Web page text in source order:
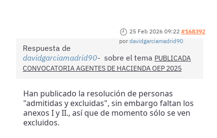
25 Feb 2026 09:22 #168392
pordavidgarciamadrid90
Respuesta de
davidgarciamadrid90
sobre el tema PUBLICADA
CONVOCATORIA AGENTES DE HACIENDA OEP 2025
Han publicado la resolución de personas
"admitidas y excluidas", sin embargo faltan los
anexos I y II., así que de momento sólo se ven
excluidos.